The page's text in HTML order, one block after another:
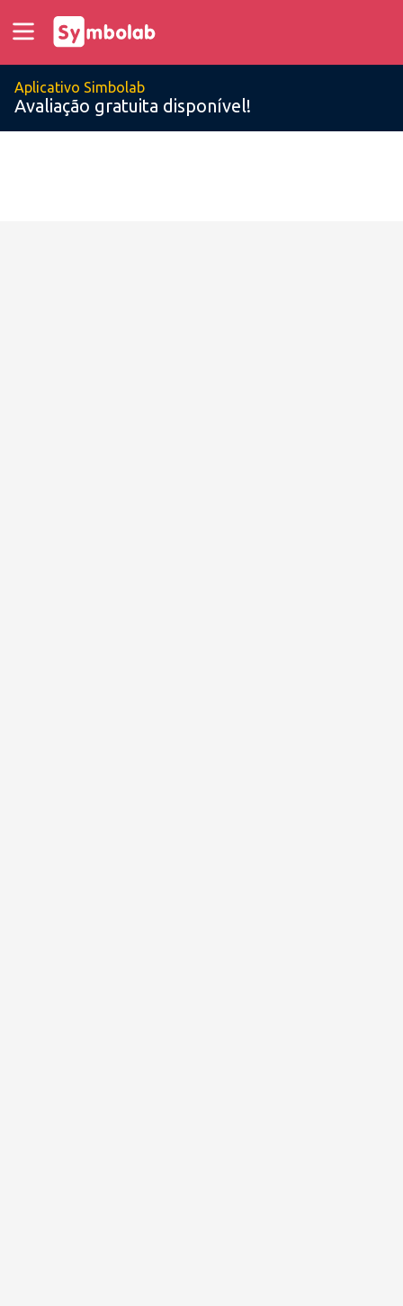
Aplicativo Simbolab
Avaliação gratuita disponível!